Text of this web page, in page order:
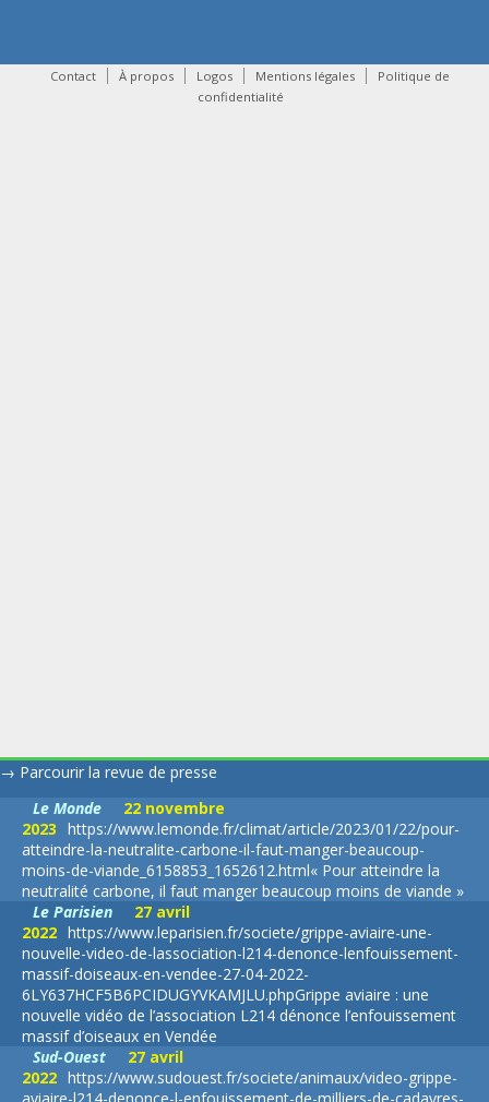
Contact À propos Logos Mentions légales
Politique de
confidentialité
→ Parcourir la revue de presse
Le Monde
22 novembre
2023 https://www.lemonde.fr/climat/article/2023/01/22/pour-
atteindre-la-neutralite-carbone-il-faut-manger-beaucoup-
moins-de-viande_6158853_1652612.html« Pour atteindre la
neutralité carbone, il faut manger beaucoup moins de viande »
Le Parisien
27 avril
2022 https://www.leparisien.fr/societe/grippe-aviaire-une-
nouvelle-video-de-lassociation-l214-denonce-lenfouissement-
massif-doiseaux-en-vendee-27-04-2022-
6LY637HCF5B6PCIDUGYVKAMJLU.phpGrippe aviaire : une
nouvelle vidéo de l’association L214 dénonce l’enfouissement
massif d’oiseaux en Vendée
Sud-Ouest
27 avril
2022 https://www.sudouest.fr/societe/animaux/video-grippe-